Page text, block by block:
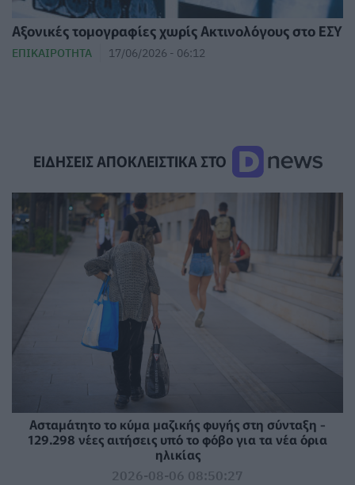
Αξονικές τομογραφίες χωρίς Ακτινολόγους στο ΕΣΥ
ΕΠΙΚΑΙΡΌΤΗΤΑ 17/06/2026 - 06:12
ΕΙΔΗΣΕΙΣ ΑΠΟΚΛΕΙΣΤΙΚΑ ΣΤΟ
Ασταμάτητο το κύμα μαζικής φυγής στη σύνταξη -
129.298 νέες αιτήσεις υπό το φόβο για τα νέα όρια
ηλικίας
2026-08-06 08:50:27